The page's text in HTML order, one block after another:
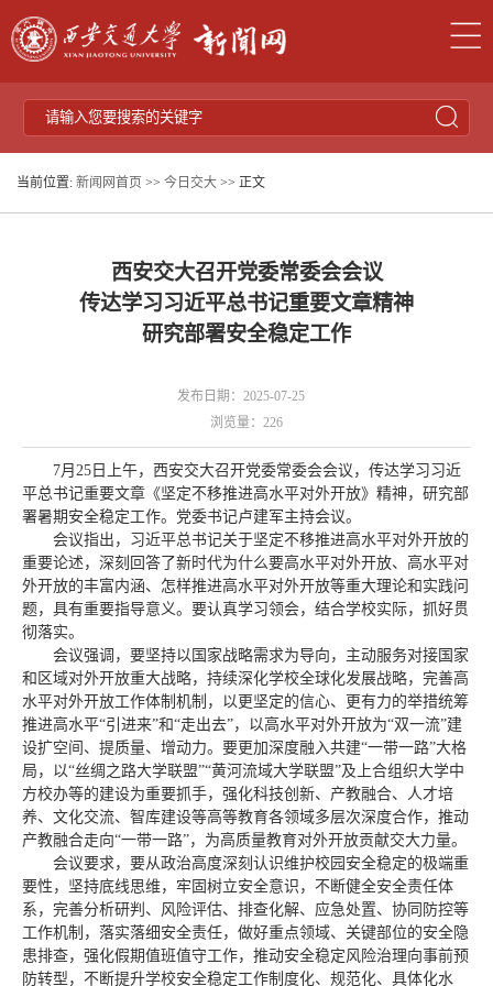
当前位置: 新闻网首页 >> 今日交大 >> 正文
西安交大召开党委常委会会议
传达学习习近平总书记重要文章精神
研究部署安全稳定工作
发布日期：2025-07-25
浏览量： 226
7月25日上午，西安交大召开党委常委会会议，传达学习习近
平总书记重要文章《坚定不移推进高水平对外开放》精神，研究部
署暑期安全稳定工作。党委书记卢建军主持会议。
会议指出，习近平总书记关于坚定不移推进高水平对外开放的
重要论述，深刻回答了新时代为什么要高水平对外开放、高水平对
外开放的丰富内涵、怎样推进高水平对外开放等重大理论和实践问
题，具有重要指导意义。要认真学习领会，结合学校实际，抓好贯
彻落实。
会议强调，要坚持以国家战略需求为导向，主动服务对接国家
和区域对外开放重大战略，持续深化学校全球化发展战略，完善高
水平对外开放工作体制机制，以更坚定的信心、更有力的举措统筹
推进高水平“引进来”和“走出去”，以高水平对外开放为“双一流”建
设扩空间、提质量、增动力。要更加深度融入共建“一带一路”大格
局，以“丝绸之路大学联盟”“黄河流域大学联盟”及上合组织大学中
方校办等的建设为重要抓手，强化科技创新、产教融合、人才培
养、文化交流、智库建设等高等教育各领域多层次深度合作，推动
产教融合走向“一带一路”，为高质量教育对外开放贡献交大力量。
会议要求，要从政治高度深刻认识维护校园安全稳定的极端重
要性，坚持底线思维，牢固树立安全意识，不断健全安全责任体
系，完善分析研判、风险评估、排查化解、应急处置、协同防控等
工作机制，落实落细安全责任，做好重点领域、关键部位的安全隐
患排查，强化假期值班值守工作，推动安全稳定风险治理向事前预
防转型，不断提升学校安全稳定工作制度化、规范化、具体化水